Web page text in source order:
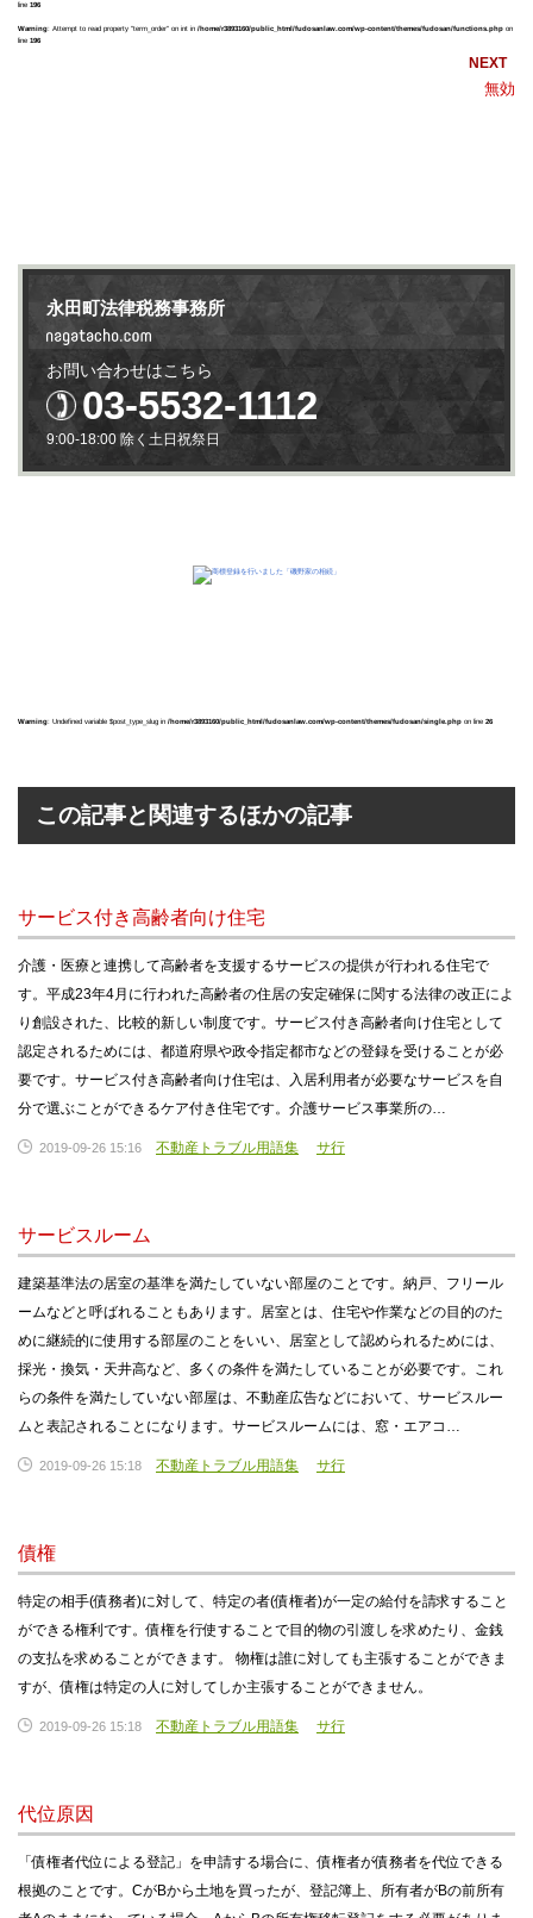
line 196
Warning: Attempt to read property "term_order" on int in /home/r3893160/public_html/fudosanlaw.com/wp-content/themes/fudosan/functions.php on
line 196
無効
永田町法律税務事務所
お問い合わせはこちら
03-5532-1112
9:00-18:00 除く土日祝祭日
Warning: Undefined variable $post_type_slug in /home/r3893160/public_html/fudosanlaw.com/wp-content/themes/fudosan/single.php on line 26
この記事と関連するほかの記事
サービス付き高齢者向け住宅
介護・医療と連携して高齢者を支援するサービスの提供が行われる住宅で
す。平成23年4月に行われた高齢者の住居の安定確保に関する法律の改正によ
り創設された、比較的新しい制度です。サービス付き高齢者向け住宅として
認定されるためには、都道府県や政令指定都市などの登録を受けることが必
要です。サービス付き高齢者向け住宅は、入居利用者が必要なサービスを自
分で選ぶことができるケア付き住宅です。介護サービス事業所の…
2019-09-26 15:16 不動産トラブル用語集 サ行
サービスルーム
建築基準法の居室の基準を満たしていない部屋のことです。納戸、フリール
ームなどと呼ばれることもあります。居室とは、住宅や作業などの目的のた
めに継続的に使用する部屋のことをいい、居室として認められるためには、
採光・換気・天井高など、多くの条件を満たしていることが必要です。これ
らの条件を満たしていない部屋は、不動産広告などにおいて、サービスルー
ムと表記されることになります。サービスルームには、窓・エアコ…
2019-09-26 15:18 不動産トラブル用語集 サ行
債権
特定の相手(債務者)に対して、特定の者(債権者)が一定の給付を請求すること
ができる権利です。債権を行使することで目的物の引渡しを求めたり、金銭
の支払を求めることができます。 物権は誰に対しても主張することができま
すが、債権は特定の人に対してしか主張することができません。
2019-09-26 15:18 不動産トラブル用語集 サ行
代位原因
「債権者代位による登記」を申請する場合に、債権者が債務者を代位できる
根拠のことです。CがBから土地を買ったが、登記簿上、所有者がBの前所有